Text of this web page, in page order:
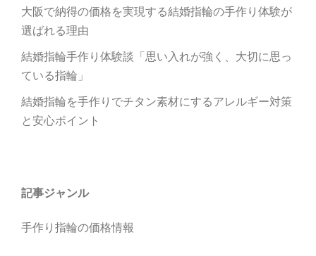
大阪で納得の価格を実現する結婚指輪の手作り体験が
選ばれる理由
結婚指輪手作り体験談「思い入れが強く、大切に思っ
ている指輪」
結婚指輪を手作りでチタン素材にするアレルギー対策
と安心ポイント
記事ジャンル
手作り指輪の価格情報